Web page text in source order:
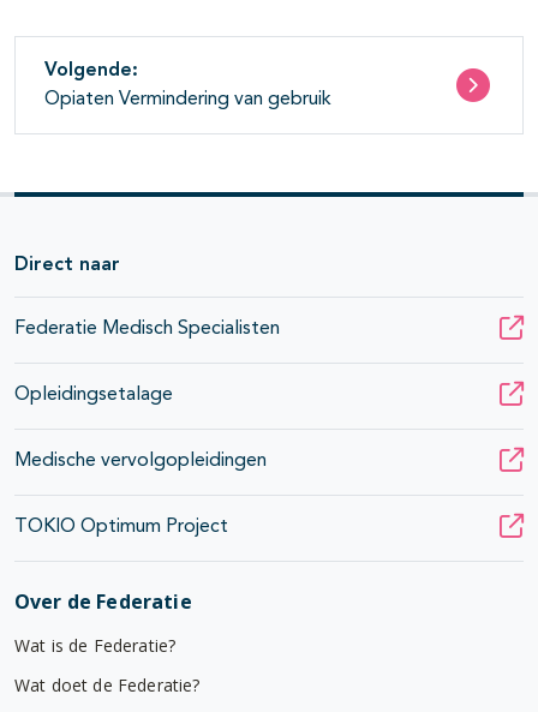
Volgende:
Opiaten Vermindering van gebruik
Direct naar
Federatie Medisch Specialisten
Opleidingsetalage
Medische vervolgopleidingen
TOKIO Optimum Project
Over de Federatie
Wat is de Federatie?
Wat doet de Federatie?